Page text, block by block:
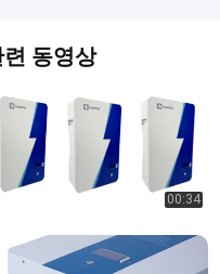
련 동영상
00:34